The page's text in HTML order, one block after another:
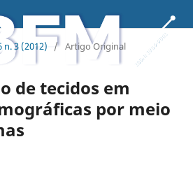
n. 3 (2012) / Artigo Original
de tecidos em
por meio